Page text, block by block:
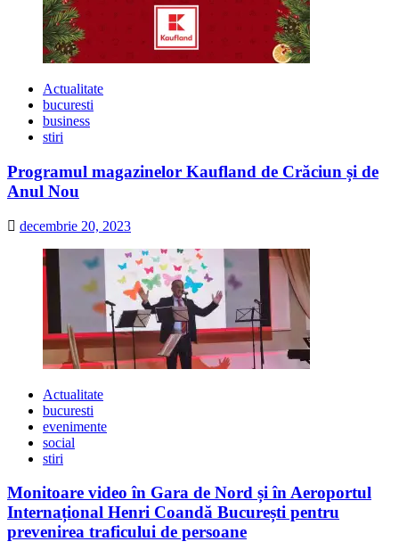
Actualitate
bucuresti
business
stiri
Programul magazinelor Kaufland de Crăciun și de
Anul Nou
decembrie 20, 2023
Actualitate
bucuresti
evenimente
social
stiri
Monitoare video în Gara de Nord și în Aeroportul
Internațional Henri Coandă București pentru
prevenirea traficului de persoane